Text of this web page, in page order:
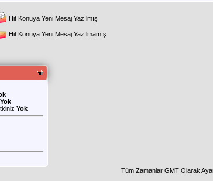
Hit Konuya Yeni Mesaj Yazılmış
Hit Konuya Yeni Mesaj Yazılmamış
Yok
Yok
Tüm Zamanlar GMT Olarak